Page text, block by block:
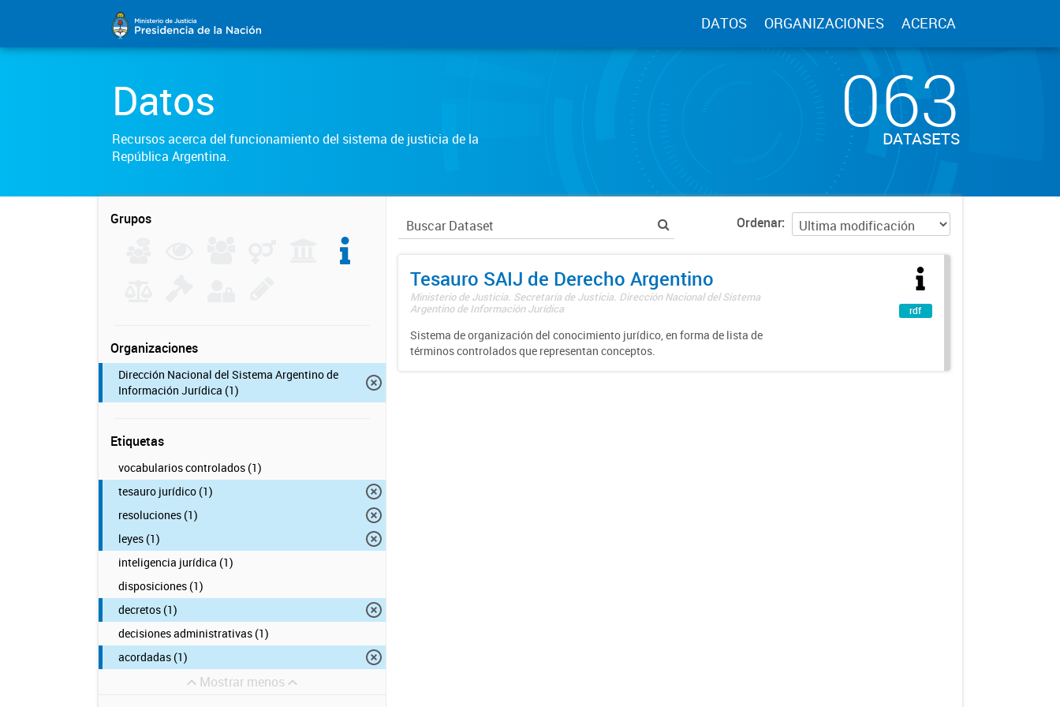
DATOS ORGANIZACIONES ACERCA
Datos
Recursos acerca del funcionamiento del sistema de justicia de la
República Argentina.
063
DATASETS
Grupos
Organizaciones
Dirección Nacional del Sistema Argentino de
Información Jurídica (1)
Etiquetas
vocabularios controlados (1)
tesauro jurídico (1)
resoluciones (1)
leyes (1)
inteligencia jurídica (1)
disposiciones (1)
decretos (1)
decisiones administrativas (1)
acordadas (1)
Mostrar menos
Ordenar
Tesauro SAIJ de Derecho Argentino
Ministerio de Justicia. Secretaría de Justicia. Dirección Nacional del Sistema
Argentino de Información Jurídica
Sistema de organización del conocimiento jurídico, en forma de lista de
términos controlados que representan conceptos.
rdf